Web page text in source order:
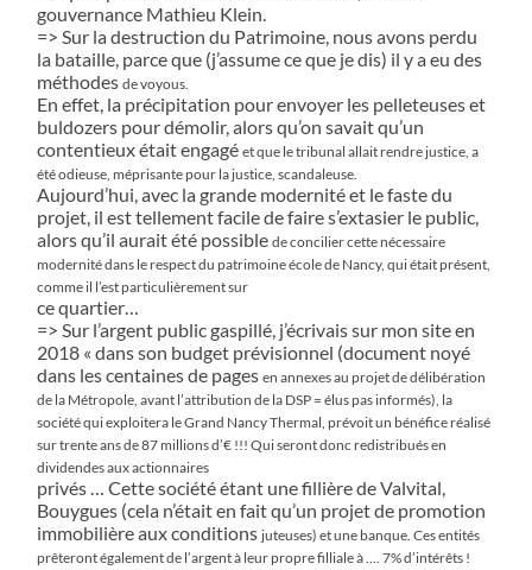
gouvernance Mathieu Klein.
=> Sur la destruction du Patrimoine, nous avons perdu
la bataille, parce que (j’assume ce que je dis) il y a eu des
méthodesde voyous.
En effet, la précipitation pour envoyer les pelleteuses et
buldozers pour démolir, alors qu’on savait qu’un
contentieux était engagéet que le tribunal allait rendre justice, a
été odieuse, méprisante pour la justice, scandaleuse.
Aujourd’hui, avec la grande modernité et le faste du
projet, il est tellement facile de faire s’extasier le public,
alors qu’il aurait été possiblede concilier cette nécessaire
modernité dans le respect du patrimoine école de Nancy, qui était présent,
comme il l’est particulièrement sur
ce quartier…
=> Sur l’argent public gaspillé, j’écrivais sur mon site en
2018 « dans son budget prévisionnel (document noyé
dans les centaines de pagesen annexes au projet de délibération
de la Métropole, avant l’attribution de la DSP = élus pas informés), la
société qui exploitera le Grand Nancy Thermal, prévoit un bénéfice réalisé
sur trente ans de 87 millions d’€ !!! Qui seront donc redistribués en
dividendes aux actionnaires
privés … Cette société étant une fillière de Valvital,
Bouygues (cela n’était en fait qu’un projet de promotion
immobilière aux conditions juteuses) et une banque. Ces entités
prêteront également de l’argent à leur propre filliale à …. 7% d’intérêts !